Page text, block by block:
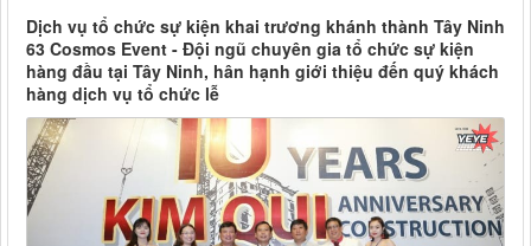
Dịch vụ tổ chức sự kiện khai trương khánh thành Tây Ninh
63 Cosmos Event - Đội ngũ chuyên gia tổ chức sự kiện
hàng đầu tại Tây Ninh, hân hạnh giới thiệu đến quý khách
hàng dịch vụ tổ chức lễ